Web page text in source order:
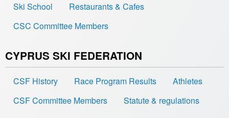
Ski School
Restaurants & Cafes
CSC Committee Members
CYPRUS SKI FEDERATION
CSF History Race Program Results
Athletes
CSF Committee Members
Statute & regulations